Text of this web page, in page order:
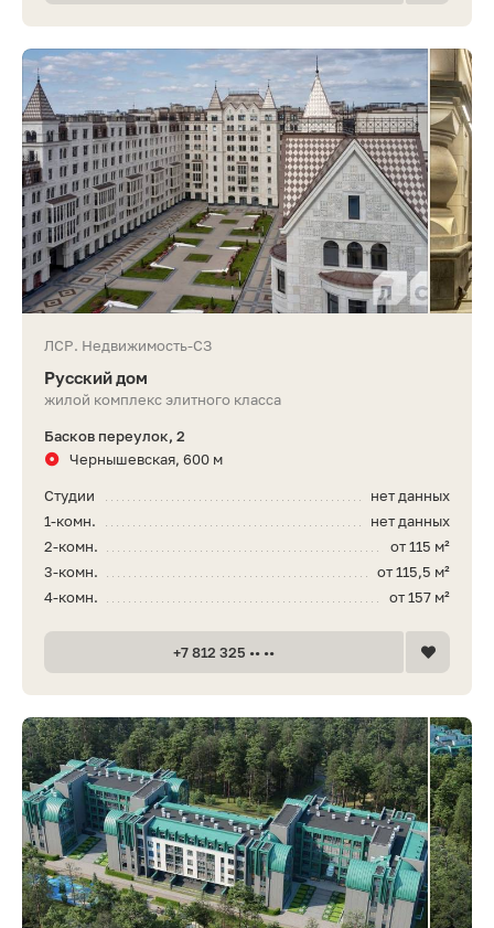
ЛСР. Недвижимость-СЗ
Русский дом
жилой комплекс элитного класса
Басков переулок, 2
Чернышевская, 600 м
нет данных
Студии
нет данных
1-комн.
от 115 м²
2-комн.
от 115,5 м²
3-комн.
от 157 м²
4-комн.
+7 812 325 •• ••